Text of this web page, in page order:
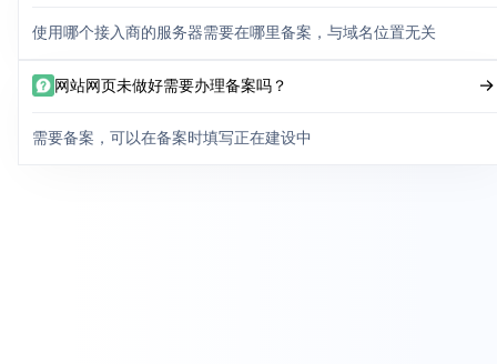
使用哪个接入商的服务器需要在哪里备案，与域名位置无关
网站网页未做好需要办理备案吗？
需要备案，可以在备案时填写正在建设中